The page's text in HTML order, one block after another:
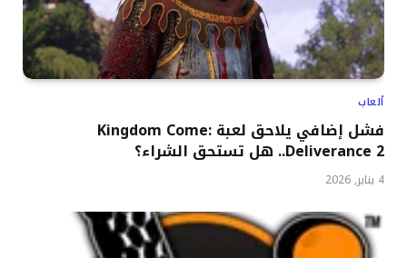
ألعاب
فشل إضافي يلاحق لعبة Kingdom Come:
Deliverance 2.. هل تستحق الشراء؟
4 يناير, 2026